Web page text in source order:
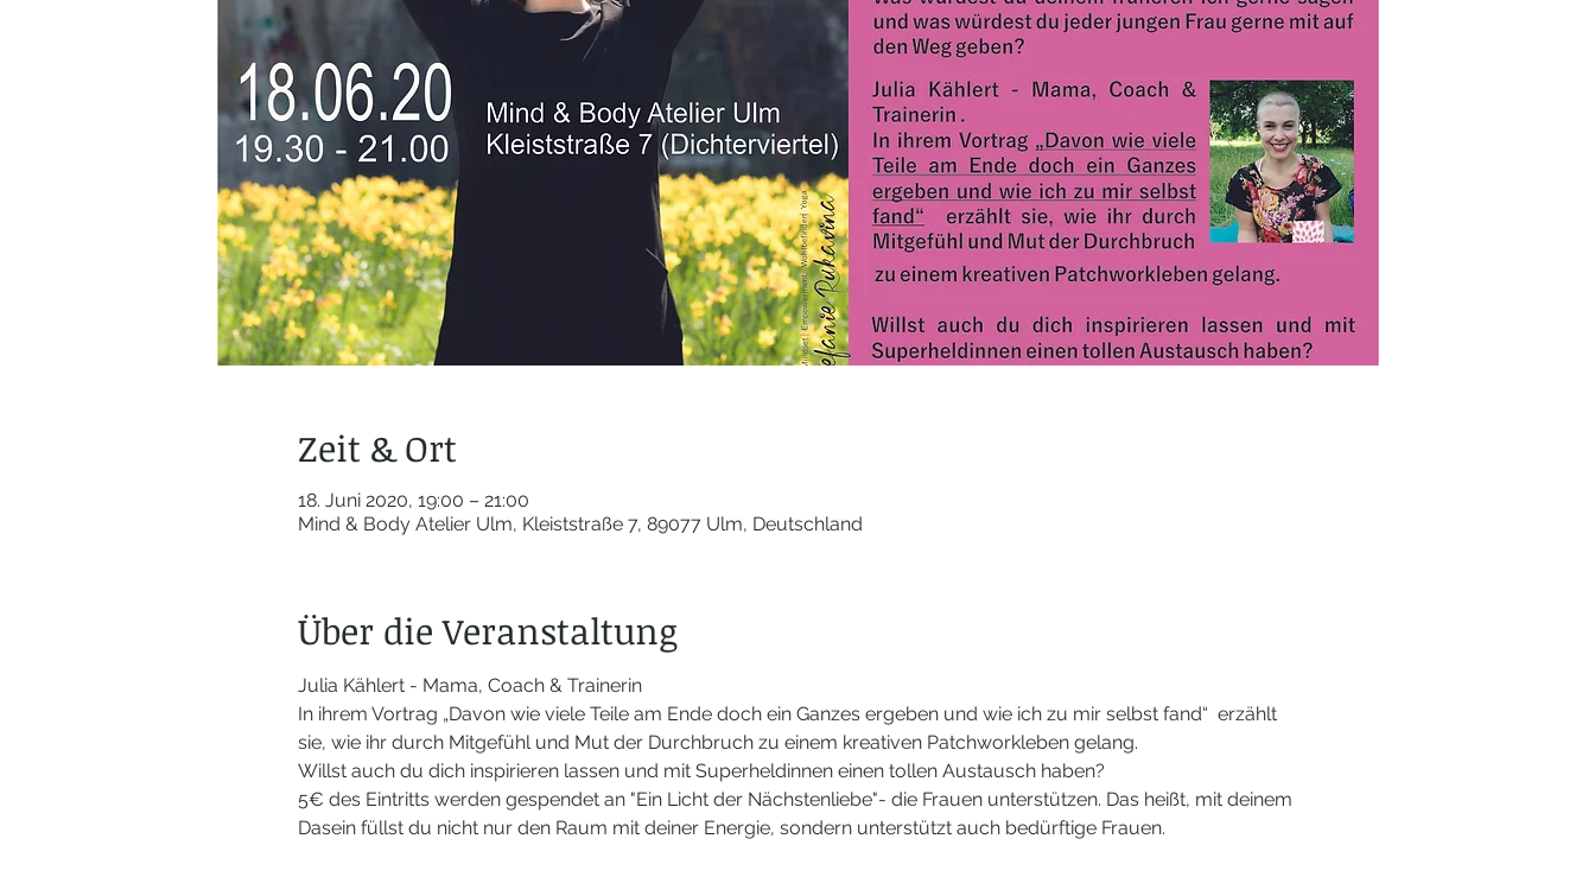
Zeit & Ort
18. Juni 2020, 19:00 – 21:00
Mind & Body Atelier Ulm, Kleiststraße 7, 89077 Ulm, Deutschland
Über die Veranstaltung
Julia Kählert - Mama, Coach & Trainerin
In ihrem Vortrag „Davon wie viele Teile am Ende doch ein Ganzes ergeben und wie ich zu mir selbst fand“  erzählt
sie, wie ihr durch Mitgefühl und Mut der Durchbruch zu einem kreativen Patchworkleben gelang.
Willst auch du dich inspirieren lassen und mit Superheldinnen einen tollen Austausch haben?
5€ des Eintritts werden gespendet an "Ein Licht der Nächstenliebe"- die Frauen unterstützen. Das heißt, mit deinem
Dasein füllst du nicht nur den Raum mit deiner Energie, sondern unterstützt auch bedürftige Frauen.